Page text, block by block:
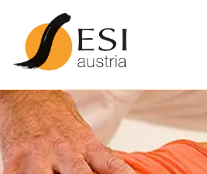
Kursstufen
Stufe 1
Stufe 2
Stufe 3
Verpflichtend
Grundwissen
Übungen
Tutorien
Informationen
Shiatsu Ausbildung in Österreich
Ausbildungsweg
Info-Abende
Geschichte
Methode
Tätigkeitsfelder
Die Schule
ESI Austria
Ziele, Leitbild
ESI Austria Team
Aktuelles
Downloads
Schwarzes Brett
ESI Praktiker:innen